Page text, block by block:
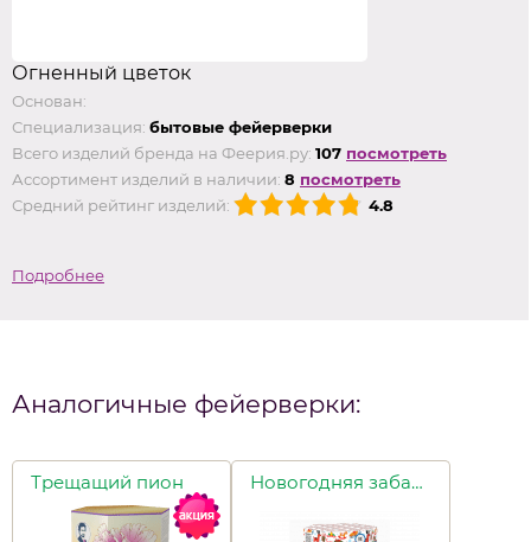
Огненный цветок
Основан:
Специализация: бытовые фейерверки
Всего изделий бренда на Феерия.ру: 107 посмотреть
Ассортимент изделий в наличии: 8 посмотреть
Средний рейтинг изделий:
4.8
Подробнее
Аналогичные фейерверки:
Трещащий пион Новогодняя забава